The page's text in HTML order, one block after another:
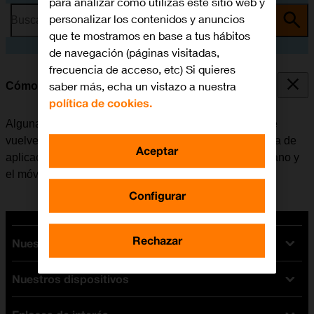
Busca por problema o tema
Cómo cerrar las aplicaciones en segundo plano
Algunas aplicaciones no se cierran del todo cuando se
vuelve a la pantalla de inicio. Si no se cierran de la lista de
aplicaciones activas, seguirán estando en segundo plano y
el móvil funcionará más lentamente.
Nuestras tarifas
Tarifas Orange
Tarifas fibra y móvil
Nuestros dispositivos
personalizar los contenidos y anuncios
que te mostramos en base a tus hábitos
de navegación (páginas visitadas,
frecuencia de acceso, etc) Si quieres
saber más, echa un vistazo a nuestra
política de cookies.
Configurar
Rechazar
Aceptar